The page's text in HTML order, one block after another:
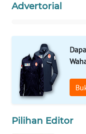
Advertorial
Pilihan Editor
UMKM
WAHANA
PERSONA
WAHANA